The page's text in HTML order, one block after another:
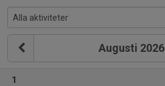
Augusti 2026
1